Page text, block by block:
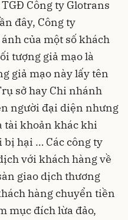
Công ty Glotrans
đây, Công ty
của một số khách
tượng giả mạo là
giả mạo này lấy tên
sở hay Chi nhánh
người đại diện nhưng
tài khoản khác khi
hại … Các công ty
với khách hàng về
giao dịch thương
hàng chuyển tiền
mục đích lừa đảo,